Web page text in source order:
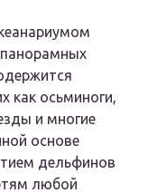
как осьминоги,
и многие
основе
дельфинов
любой